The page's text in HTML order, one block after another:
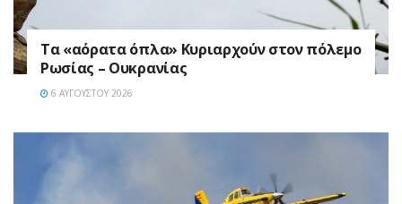
Τα «αόρατα όπλα» Κυριαρχούν στον πόλεμο
Ρωσίας – Ουκρανίας
6 ΑΥΓΟΎΣΤΟΥ 2026